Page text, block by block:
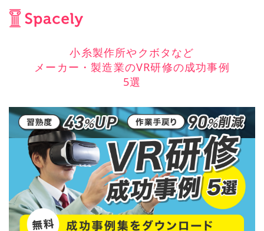
小糸製作所やクボタなど
メーカー・製造業のVR研修の成功事例
5選